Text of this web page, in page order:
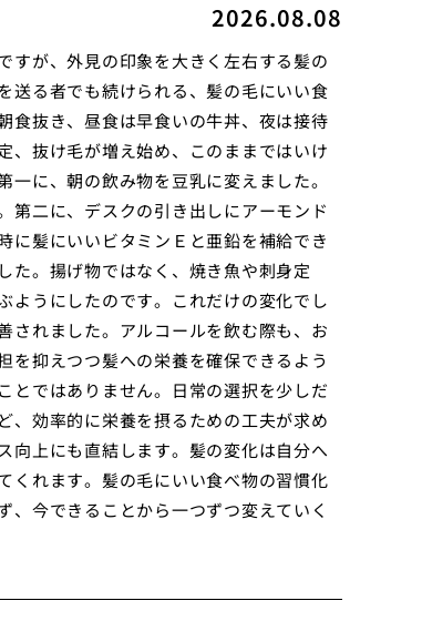
2026.08.08
すが、外見の印象を大きく左右する髪の
送る者でも続けられる、髪の毛にいい食
食抜き、昼食は早食いの牛丼、夜は接待
、抜け毛が増え始め、このままではいけ
に、朝の飲み物を豆乳に変えました。
第二に、デスクの引き出しにアーモンド
に髪にいいビタミンＥと亜鉛を補給でき
た。揚げ物ではなく、焼き魚や刺身定
ようにしたのです。これだけの変化でし
されました。アルコールを飲む際も、お
を抑えつつ髪への栄養を確保できるよう
とではありません。日常の選択を少しだ
、効率的に栄養を摂るための工夫が求め
向上にも直結します。髪の変化は自分へ
くれます。髪の毛にいい食べ物の習慣化
、今できることから一つずつ変えていく